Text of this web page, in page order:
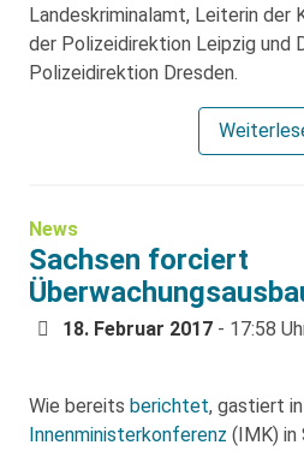
Landeskriminalamt, Leiterin der
der Polizeidirektion Leipzig und
Polizeidirektion Dresden.
News
Sachsen forciert
18. Februar 2017 - 17:58
Wie bereits berichtet, gastiert
Innenministerkonferenz (IMK) in